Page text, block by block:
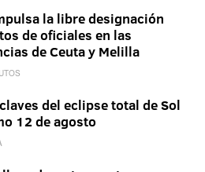
la libre designación
de oficiales en las
de Ceuta y Melilla
del eclipse total de Sol
12 de agosto